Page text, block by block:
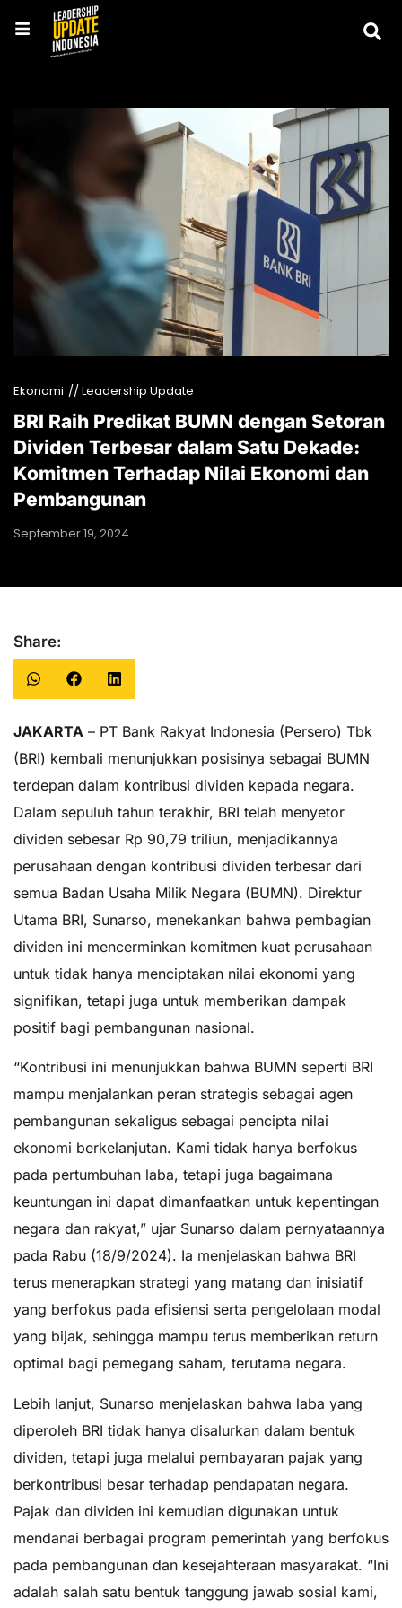
Ekonomi // Leadership Update
BRI Raih Predikat BUMN dengan Setoran
Dividen Terbesar dalam Satu Dekade:
Komitmen Terhadap Nilai Ekonomi dan
Pembangunan
September 19, 2024
Share:
JAKARTA – PT Bank Rakyat Indonesia (Persero) Tbk
(BRI) kembali menunjukkan posisinya sebagai BUMN
terdepan dalam kontribusi dividen kepada negara.
Dalam sepuluh tahun terakhir, BRI telah menyetor
dividen sebesar Rp 90,79 triliun, menjadikannya
perusahaan dengan kontribusi dividen terbesar dari
semua Badan Usaha Milik Negara (BUMN). Direktur
Utama BRI, Sunarso, menekankan bahwa pembagian
dividen ini mencerminkan komitmen kuat perusahaan
untuk tidak hanya menciptakan nilai ekonomi yang
signifikan, tetapi juga untuk memberikan dampak
positif bagi pembangunan nasional.
“Kontribusi ini menunjukkan bahwa BUMN seperti BRI
mampu menjalankan peran strategis sebagai agen
pembangunan sekaligus sebagai pencipta nilai
ekonomi berkelanjutan. Kami tidak hanya berfokus
pada pertumbuhan laba, tetapi juga bagaimana
keuntungan ini dapat dimanfaatkan untuk kepentingan
negara dan rakyat,” ujar Sunarso dalam pernyataannya
pada Rabu (18/9/2024). Ia menjelaskan bahwa BRI
terus menerapkan strategi yang matang dan inisiatif
yang berfokus pada efisiensi serta pengelolaan modal
yang bijak, sehingga mampu terus memberikan return
optimal bagi pemegang saham, terutama negara.
Lebih lanjut, Sunarso menjelaskan bahwa laba yang
diperoleh BRI tidak hanya disalurkan dalam bentuk
dividen, tetapi juga melalui pembayaran pajak yang
berkontribusi besar terhadap pendapatan negara.
Pajak dan dividen ini kemudian digunakan untuk
mendanai berbagai program pemerintah yang berfokus
pada pembangunan dan kesejahteraan masyarakat. “Ini
adalah salah satu bentuk tanggung jawab sosial kami,